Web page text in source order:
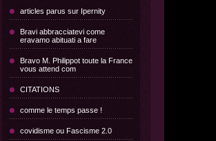
articles parus sur Ipernity
Bravi abbracciatevi come
eravamo abituati a fare
Bravo M. Philippot toute la France
vous attend com
CITATIONS
comme le temps passe !
covidisme ou Fascisme 2.0